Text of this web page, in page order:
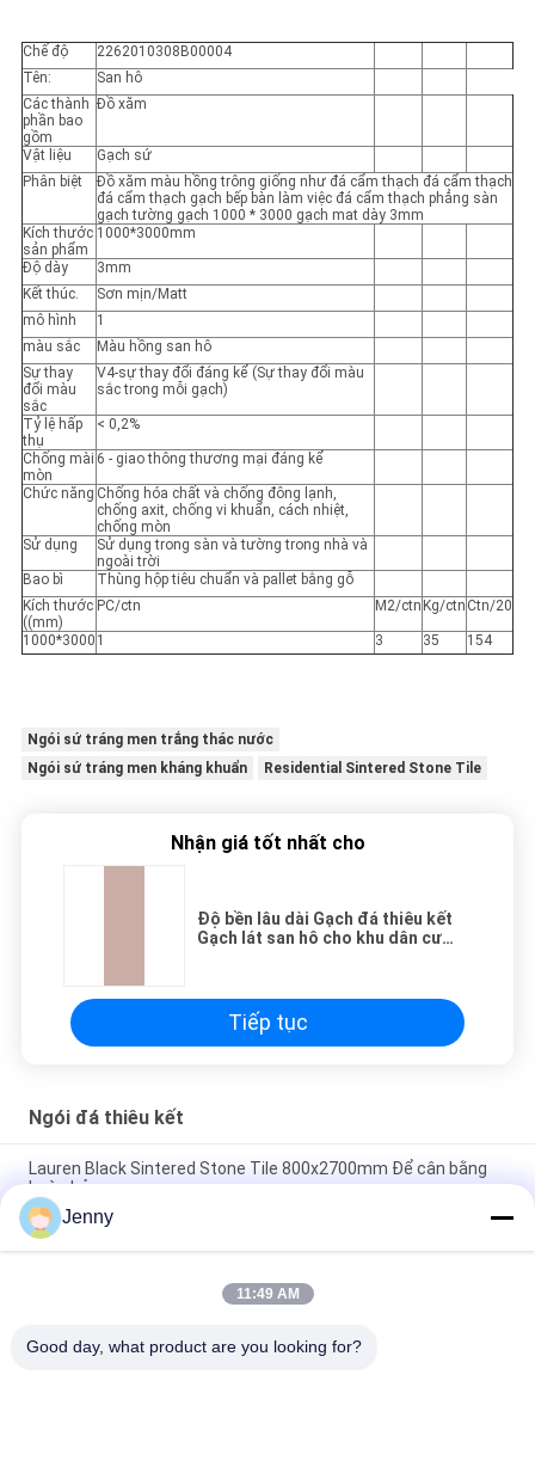
Chế độ
2262010308B00004
Tên:
San hô
Các thành
phần bao
gồm
Đồ xăm
Vật liệu
Gạch sứ
Phân biệt
Đồ xăm màu hồng trông giống như đá cẩm thạch đá cẩm thạch
đá cẩm thạch gạch bếp bàn làm việc đá cẩm thạch phẳng sàn
gạch tường gạch 1000 * 3000 gạch mat dày 3mm
Kích thước
sản phẩm
1000*3000mm
Độ dày
3mm
Kết thúc.
Sơn mịn/Matt
mô hình
1
màu sắc
Màu hồng san hô
Sự thay
đổi màu
sắc
V4-sự thay đổi đáng kể (Sự thay đổi màu
sắc trong mỗi gạch)
Tỷ lệ hấp
thụ
< 0,2%
Chống mài
mòn
6 - giao thông thương mại đáng kể
Chức năng Chống hóa chất và chống đông lạnh,
chống axit, chống vi khuẩn, cách nhiệt,
chống mòn
Sử dụng
Sử dụng trong sàn và tường trong nhà và
ngoài trời
Bao bì
Thùng hộp tiêu chuẩn và pallet bằng gỗ
Kích thước
((mm)
PC/ctn M2/ctn Kg/ctn Ctn/20
1000*3000 1 3 35 154
Ngói sứ tráng men trắng thác nước
Ngói sứ tráng men kháng khuẩn
Residential Sintered Stone Tile
Nhận giá tốt nhất cho
Độ bền lâu dài Gạch đá thiêu kết
Gạch lát san hô cho khu dân cư
Tiếp tục
Ngói đá thiêu kết
Lauren Black Sintered Stone Tile 800x2700mm Để cân bằng
hoàn hảo
Bảo vệ nhiệt gạch đá Sintered Autumn Serenade Dải dệt Bọc
bàn Slab
Hành trình qua biển Sintered Stone Tile Trang trí Accents
Jenny
11:49 AM
Good day, what product are you looking for?